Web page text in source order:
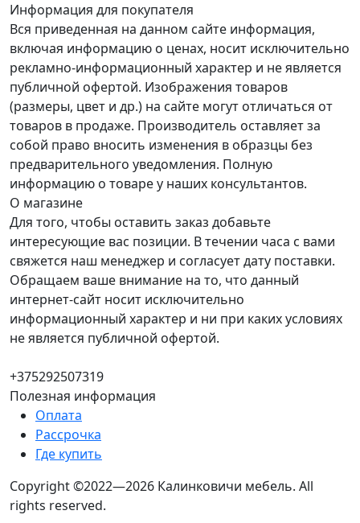
Информация для покупателя
Вся приведенная на данном сайте информация,
включая информацию о ценах, носит исключительно
рекламно-информационный характер и не является
публичной офертой. Изображения товаров
(размеры, цвет и др.) на сайте могут отличаться от
товаров в продаже. Производитель оставляет за
собой право вносить изменения в образцы без
предварительного уведомления. Полную
информацию о товаре у наших консультантов.
О магазине
Для того, чтобы оставить заказ добавьте
интересующие вас позиции. В течении часа с вами
свяжется наш менеджер и согласует дату поставки.
Обращаем ваше внимание на то, что данный
интернет-сайт носит исключительно
информационный характер и ни при каких условиях
не является публичной офертой.
+375292507319
Полезная информация
Оплата
Рассрочка
Где купить
Copyright ©2022—2026 Калинковичи мебель. All
rights reserved.